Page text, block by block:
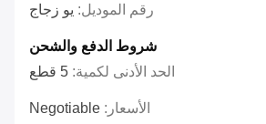
رقم الموديل: يو زجاج
شروط الدفع والشحن
الحد الأدنى لكمية: 5 قطع
الأسعار: Negotiable